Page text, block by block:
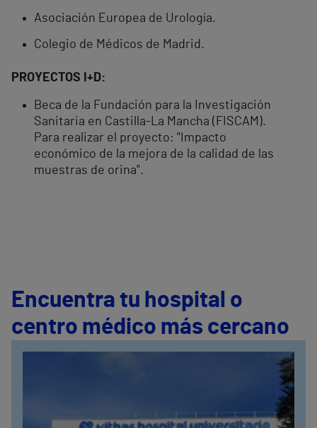
Asociación Europea de Urología.
Colegio de Médicos de Madrid.
PROYECTOS I+D:
Beca de la Fundación para la Investigación
Sanitaria en Castilla-La Mancha (FISCAM).
Para realizar el proyecto: "Impacto
económico de la mejora de la calidad de las
muestras de orina".
Encuentra tu hospital o
centro médico más cercano